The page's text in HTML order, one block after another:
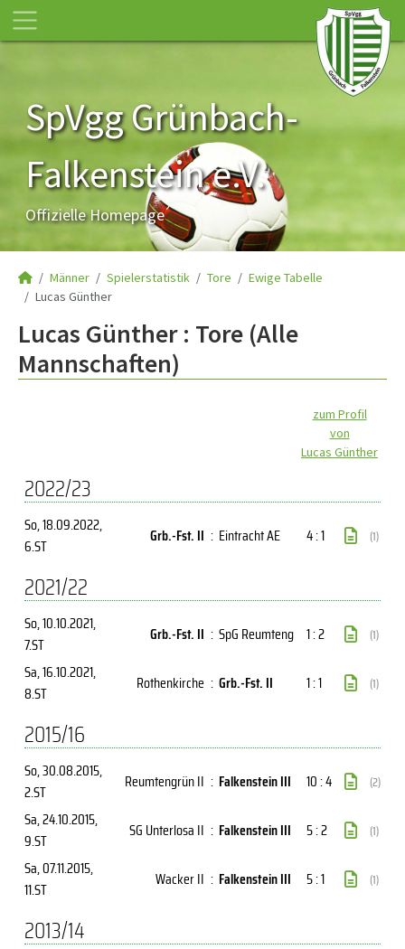
SpVgg Grünbach-
Falkenstein e.V.
Offizielle Homepage
Männer Spielerstatistik Tore
Ewige Tabelle
Lucas Günther
Lucas Günther : Tore (Alle
Mannschaften)
zum Profil
von
Lucas Günther
2022/23
So, 18.09.2022,
6.ST
Grb.-Fst. II : Eintracht AE 4 : 1 (1)
2021/22
So, 10.10.2021,
7.ST
Grb.-Fst. II : SpG Reumteng 1 : 2 (1)
Sa, 16.10.2021,
8.ST
Rothenkirche : Grb.-Fst. II 1 : 1 (1)
2015/16
So, 30.08.2015,
2.ST
Reumtengrün II : Falkenstein III 10 : 4 (2)
Sa, 24.10.2015,
9.ST
SG Unterlosa II : Falkenstein III 5 : 2 (1)
Sa, 07.11.2015,
11.ST
Wacker II : Falkenstein III 5 : 1 (1)
2013/14